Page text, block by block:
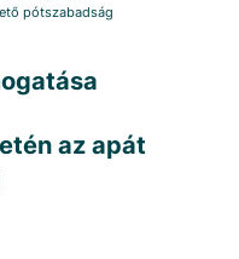
pótszabadság
az apát